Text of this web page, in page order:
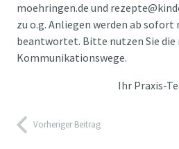
moehringen.de und
zu o.g. Anliegen werden ab
beantwortet. Bitte nutzen Sie die
Kommunikationswege.
Ihr Praxis-
Vorheriger Beitrag